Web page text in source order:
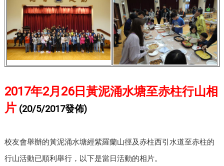
2017年2月26日黃泥涌水塘至赤柱行山相
片(20/5/2017發佈)
校友會舉辦的黃泥涌水塘經紫羅蘭山徑及赤柱西引水道至赤柱的
行山活動已順利舉行，以下是當日活動的相片。